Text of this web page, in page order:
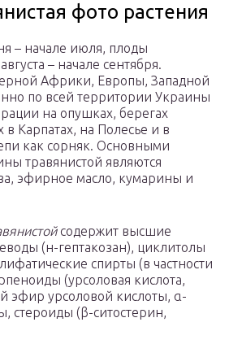
фото растения
– начале июля, плоды
– начале сентября.
Африки, Европы, Западной
по всей территории Украины
на опушках, берегах
в Карпатах, на Полесье и в
как сорняк. Основными
травянистой являются
эфирное масло, кумарины и
содержит высшие
(н-гептакозан), циклитолы
спирты (в частности
(урсоловая кислота,
эфир урсоловой кислоты, α-
стероиды (β-ситостерин,